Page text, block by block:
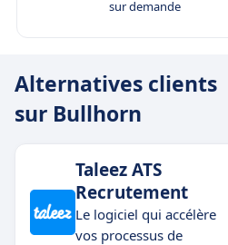
sur demande
Alternatives clients
sur Bullhorn
Taleez ATS
Recrutement
Le logiciel qui accélère
vos processus de